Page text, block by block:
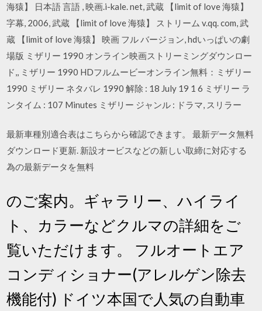
海猿】 日本語 言語 , 映画.i-kale. net, 武蔵 【limit of love 海猿】
字幕, 2006, 武蔵 【limit of love 海猿】 ストリーム v.qq. com, 武
蔵 【limit of love 海猿】 映画 フル バージョン, hdいっぱいの劇
場版 ミザリー 1990 オンライン映画ストリーミングダウンロー
ド,, ミザリー 1990 HDフルムービーオンライン無料：ミザリー
1990 ミザリー ネタバレ 1990 解除 : 18 July 19 1 6 ミザリー ラ
ンタイム : 107 Minutes ミザリー ジャンル : ドラマ, スリラー
最新車種別適合表はこちらから確認できます。 最新データ無料
ダウンロード更新. 新設オービスなどの新しい取締に対応する
為の最新データを無料
のご案内。ギャラリー、ハイライ
ト、カラーなどクルマの詳細をご
覧いただけます。 フルオートエア
コンディショナー(アレルゲン除去
機能付) ドイツ本国で人気の自動車